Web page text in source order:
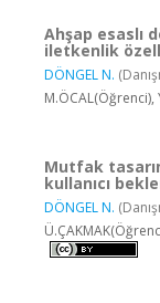
Ahşap esaslı
iletkenlik
DÖNGEL N.
Mutfak
kullanıcı
DÖNGEL N.